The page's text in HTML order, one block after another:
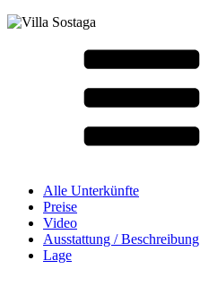
Alle Unterkünfte
Preise
Video
Ausstattung / Beschreibung
Lage